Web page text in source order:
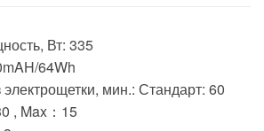
Вт: 335
64Wh
мин.: Стандарт: 60
, Max：15